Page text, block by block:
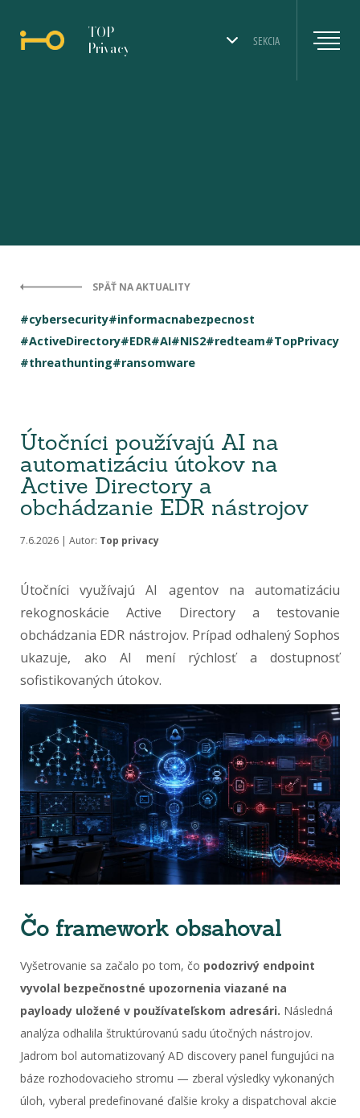
SEKCIA
TOP
Privacy
SPÄŤ NA AKTUALITY
#cybersecurity#informacnabezpecnost
#ActiveDirectory#EDR#AI#NIS2#redteam#TopPrivacy
#threathunting#ransomware
Útočníci používajú AI na
automatizáciu útokov na
Active Directory a
obchádzanie EDR nástrojov
7.6.2026 | Autor: Top privacy
Útočníci využívajú AI agentov na automatizáciu
rekognoskácie Active Directory a testovanie
obchádzania EDR nástrojov. Prípad odhalený Sophos
ukazuje, ako AI mení rýchlosť a dostupnosť
sofistikovaných útokov.
Čo framework obsahoval
Vyšetrovanie sa začalo po tom, čo podozrivý endpoint
vyvolal bezpečnostné upozornenia viazané na
payloady uložené v používateľskom adresári. Následná
analýza odhalila štruktúrovanú sadu útočných nástrojov.
Jadrom bol automatizovaný AD discovery panel fungujúci na
báze rozhodovacieho stromu — zberal výsledky vykonaných
úloh, vyberаl predefinované ďalšie kroky a dispatchoval akcie